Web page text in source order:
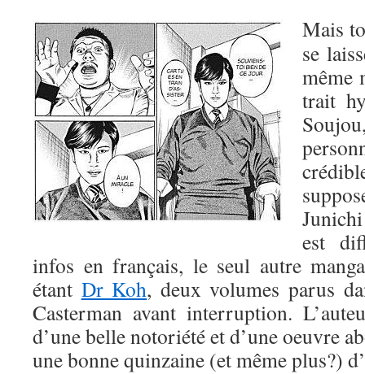
Mais
se
même
trait
est
infos en français, le seul autre
étant Dr Koh, deux volumes parus
Casterman avant interruption.
d’une belle notoriété et d’une oeuvre
une bonne quinzaine (et même plus?)